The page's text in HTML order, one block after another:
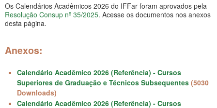
Os Calendários Acadêmicos 2026 do IFFar foram aprovados pela
Resolução Consup nº 35/2025. Acesse os documentos nos anexos
desta página.
Anexos:
Calendário Acadêmico 2026 (Referência) - Cursos
Superiores de Graduação e Técnicos Subsequentes (5030
Downloads)
Calendário Acadêmico 2026 (Referência) - Cursos